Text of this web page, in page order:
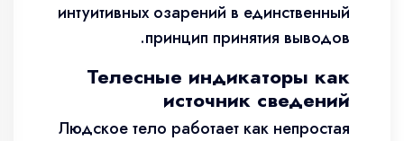
интуитивных озарений в единственный
принцип принятия выводов.
Телесные индикаторы как
источник сведений
Людское тело работает как непростая